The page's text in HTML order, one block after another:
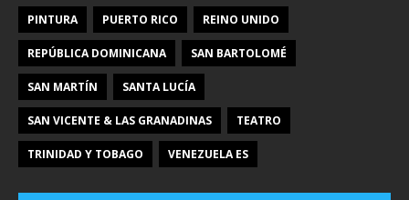
PINTURA PUERTO RICO REINO UNIDO
REPÚBLICA DOMINICANA SAN BARTOLOMÉ
SAN MARTÍN SANTA LUCÍA
SAN VICENTE & LAS GRANADINAS TEATRO
TRINIDAD Y TOBAGO VENEZUELA ES